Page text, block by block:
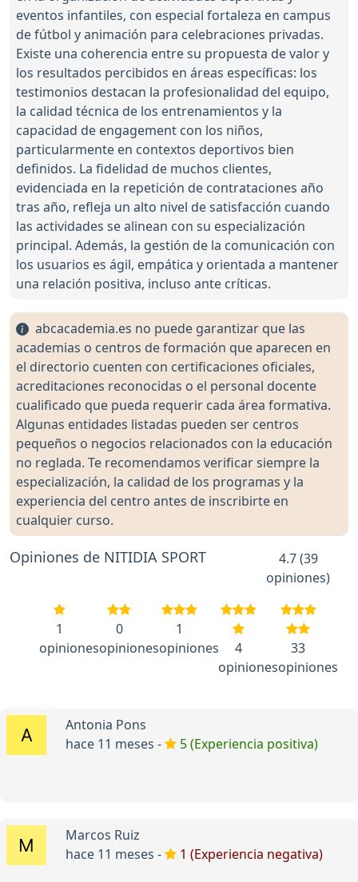
eventos infantiles, con especial fortaleza en campus
de fútbol y animación para celebraciones privadas.
Existe una coherencia entre su propuesta de valor y
los resultados percibidos en áreas específicas: los
testimonios destacan la profesionalidad del equipo,
la calidad técnica de los entrenamientos y la
capacidad de engagement con los niños,
particularmente en contextos deportivos bien
definidos. La fidelidad de muchos clientes,
evidenciada en la repetición de contrataciones año
tras año, refleja un alto nivel de satisfacción cuando
las actividades se alinean con su especialización
principal. Además, la gestión de la comunicación con
los usuarios es ágil, empática y orientada a mantener
una relación positiva, incluso ante críticas.
abcacademia.es no puede garantizar que las
academias o centros de formación que aparecen en
el directorio cuenten con certificaciones oficiales,
acreditaciones reconocidas o el personal docente
cualificado que pueda requerir cada área formativa.
Algunas entidades listadas pueden ser centros
pequeños o negocios relacionados con la educación
no reglada. Te recomendamos verificar siempre la
especialización, la calidad de los programas y la
experiencia del centro antes de inscribirte en
cualquier curso.
Opiniones de NITIDIA SPORT
4.7 (39
opiniones)
1
opiniones
0
opiniones
1
opiniones
4
opiniones
33
opiniones
Antonia Pons
hace 11 meses -
5 (Experiencia positiva)
Marcos Ruiz
hace 11 meses -
1 (Experiencia negativa)